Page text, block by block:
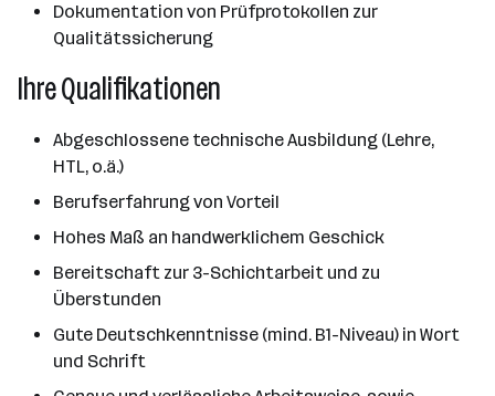
Dokumentation von Prüfprotokollen zur
Qualitätssicherung
Ihre Qualifikationen
Abgeschlossene technische Ausbildung (Lehre,
HTL, o.ä.)
Berufserfahrung von Vorteil
Hohes Maß an handwerklichem Geschick
Bereitschaft zur 3-Schichtarbeit und zu
Überstunden
Gute Deutschkenntnisse (mind. B1-Niveau) in Wort
und Schrift